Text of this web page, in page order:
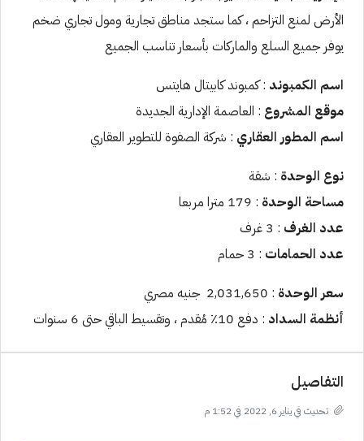
الأرض لمنع التزاحم ، كما ستجد مناطق تجارية ومول تجاري ضخم
يوفر جميع السلع والماركات بأسعار تناسب الجميع
اسم الكمبوند : كمبوند كابيتال هايتس
موقع المشروع : العاصمة الإدارية الجديدة
اسم المطور العقاري : شركة الصفوة للتطوير العقاري
نوع الوحدة : شقة
مساحة الوحدة : 179 مترا مربعا
عدد الغرف : 3 غرف
عدد الحمامات : 3 حمام
سعر الوحدة : 2,031,650 جنيه مصري
أنظمة السداد : دفع 10٪ مُقدم ، وتقسيط الباقي حتى 6 سنوات
التفاصيل
تحديث في يناير 6, 2022 في 1:52 م